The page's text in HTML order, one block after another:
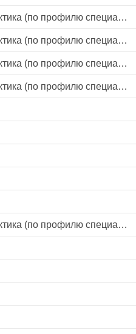
Производственная практика (по профилю специальности)
Производственная практика (по профилю специальности)
Производственная практика (по профилю специальности)
Производственная практика (по профилю специальности)
Производственная практика (по профилю специальности)